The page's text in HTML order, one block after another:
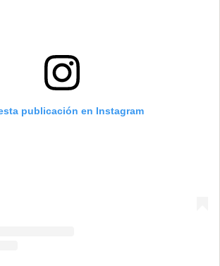
publicación en Instagram